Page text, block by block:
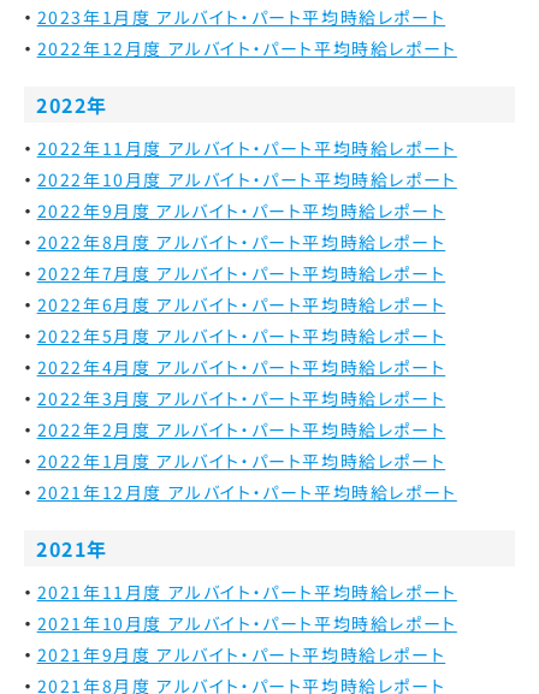
2023年1月度 アルバイト・パート平均時給レポート
2022年12月度 アルバイト・パート平均時給レポート
2022年
2022年11月度 アルバイト・パート平均時給レポート
2022年10月度 アルバイト・パート平均時給レポート
2022年9月度 アルバイト・パート平均時給レポート
2022年8月度 アルバイト・パート平均時給レポート
2022年7月度 アルバイト・パート平均時給レポート
2022年6月度 アルバイト・パート平均時給レポート
2022年5月度 アルバイト・パート平均時給レポート
2022年4月度 アルバイト・パート平均時給レポート
2022年3月度 アルバイト・パート平均時給レポート
2022年2月度 アルバイト・パート平均時給レポート
2022年1月度 アルバイト・パート平均時給レポート
2021年12月度 アルバイト・パート平均時給レポート
2021年
2021年11月度 アルバイト・パート平均時給レポート
2021年10月度 アルバイト・パート平均時給レポート
2021年9月度 アルバイト・パート平均時給レポート
2021年8月度 アルバイト・パート平均時給レポート